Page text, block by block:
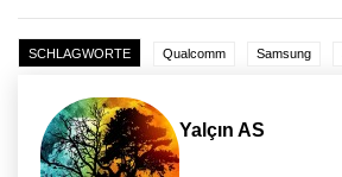
SCHLAGWORTE Qualcomm Samsung
Yalçın AS